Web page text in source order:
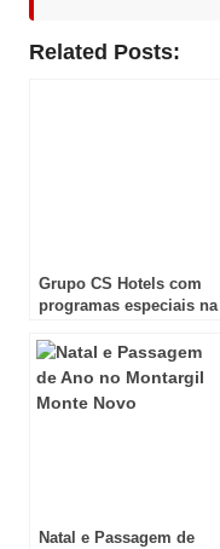
Related Posts:
Grupo CS Hotels com
programas especiais na
Natal e Passagem de